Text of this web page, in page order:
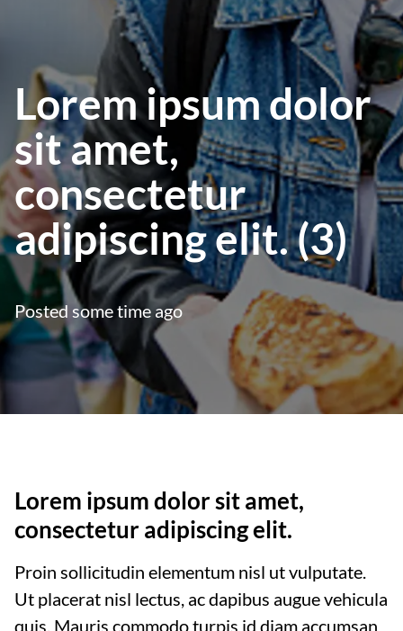
Lorem ipsum dolor
sit amet,
consectetur
adipiscing elit. (3)
Posted some time ago
Lorem ipsum dolor sit amet,
consectetur adipiscing elit.
Proin sollicitudin elementum nisl ut vulputate.
Ut placerat nisl lectus, ac dapibus augue vehicula
quis. Mauris commodo turpis id diam accumsan